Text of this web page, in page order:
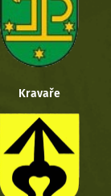
Kravaře